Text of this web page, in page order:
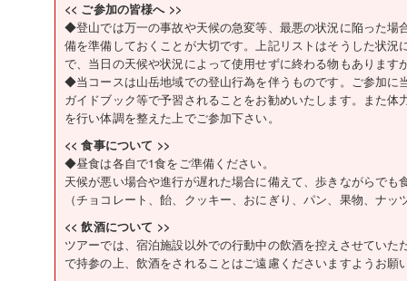
<< ご参加の皆様へ >>
◆登山では万一の事故や天候の急変等、最悪の状況に陥った場
備を準備しておくことが大切です。上記リストはそうした状況
で、当日の天候や状況によって使用せずに終わる物もあります
◆当コースは山岳地域での登山行為を伴うものです。ご参加に
ガイドブック等で予習されることをお勧めいたします。また
を行い体調を整えた上でご参加下さい。
<< 食事について >>
◆昼食は各自で1食をご準備ください。
天候が悪い場合や進行が遅れた場合に備えて、歩きながらで
（チョコレート、飴、クッキー、おにぎり、パン、果物、ナッ
<< 飲酒について >>
ツアーでは、宿泊施設以外での行動中の飲酒を控えさせてい
で持参の上、飲酒をされることはご遠慮くださいますようお願